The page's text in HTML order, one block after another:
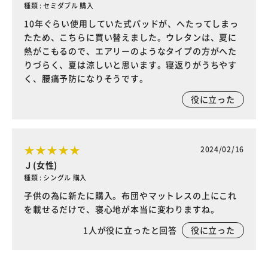
種類 : セミダブル 購入
10年ぐらい使用していた式パッドが、へたってしまっ
たため、こちらに買い替えました。ウレタンは、夏に
熱がこもるので、エアリーのようなタイプの方がへた
りづらく、夏は涼しいと思います。寝返りがうちやす
く、腰痛予防になりそうです。
役に立った
2024/02/16
Ｊ(女性)
種類 : シングル 購入
子供の為に新たに購入。布団やマットレスの上にこれ
を載せるだけで、寝心地が本当に変わりますね。
1人が役に立ったと回答 役に立った